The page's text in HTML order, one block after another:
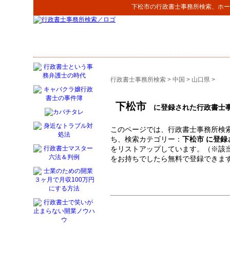
下松市の行政書士事務所検索、ホ
行政書士事務所検索 > 中国 > 山口県 >
下松市 に登録された行政書士
このページでは、行政書士事務所検
ち、検索カテゴリー： 下松市 に登録
をリストアップしています。（※該
をお持ちでしたら無料で登録できま